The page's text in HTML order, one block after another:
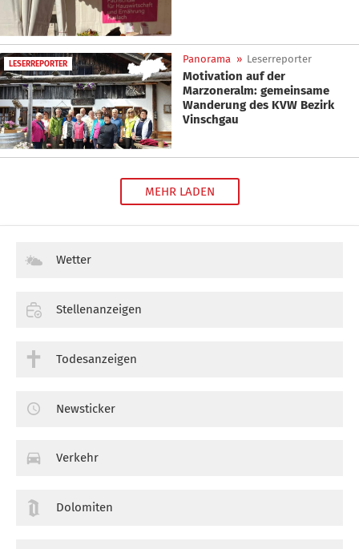
LESERREPORTER Panorama » Leserreporter
Motivation auf der
Marzoneralm: gemeinsame
Wanderung des KVW Bezirk
Vinschgau
MEHR LADEN
Wetter
Stellenanzeigen
Todesanzeigen
Newsticker
Verkehr
Dolomiten